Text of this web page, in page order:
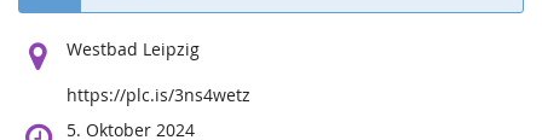
Wo
diese
Westbad Leipzig
https://plc.is/3ns4wetz
Wann
5. Oktober 2024